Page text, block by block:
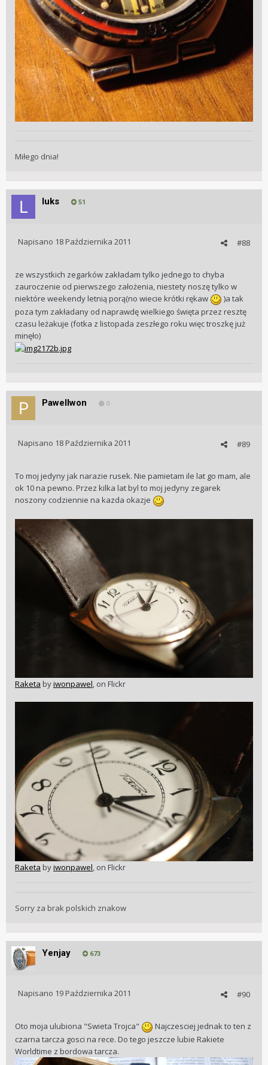
Miłego dnia!
luks 51
#88
Napisano 18 Października 2011
ze wszystkich zegarków zakładam tylko jednego to chyba
zauroczenie od pierwszego założenia, niestety noszę tylko w
niektóre weekendy letnią porą(no wiecie krótki rękaw
)a tak
poza tym zakładany od naprawdę wielkiego święta przez resztę
czasu leżakuje (fotka z listopada zeszłego roku więc troszkę już
minęło)
PawelIwon 0
#89
Napisano 18 Października 2011
To moj jedyny jak narazie rusek. Nie pamietam ile lat go mam, ale
ok 10 na pewno. Przez kilka lat byl to moj jedyny zegarek
noszony codziennie na kazda okazje
Raketa byiwonpawel, on Flickr
Raketa byiwonpawel , on Flickr
Sorry za brak polskich znakow
Yenjay 673
#90
Napisano 19 Października 2011
Oto moja ulubiona "Swieta Trojca"
Najczesciej jednak to ten z
czarna tarcza gosci na rece. Do tego jeszcze lubie Rakiete
Worldtime z bordowa tarcza.